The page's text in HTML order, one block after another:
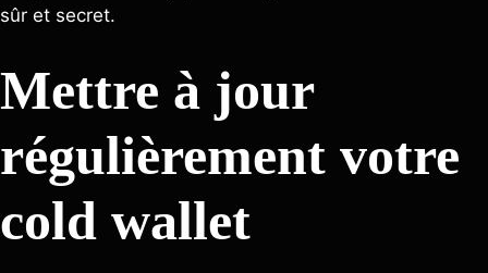
sûr et secret.
Mettre à jour
régulièrement votre
cold wallet